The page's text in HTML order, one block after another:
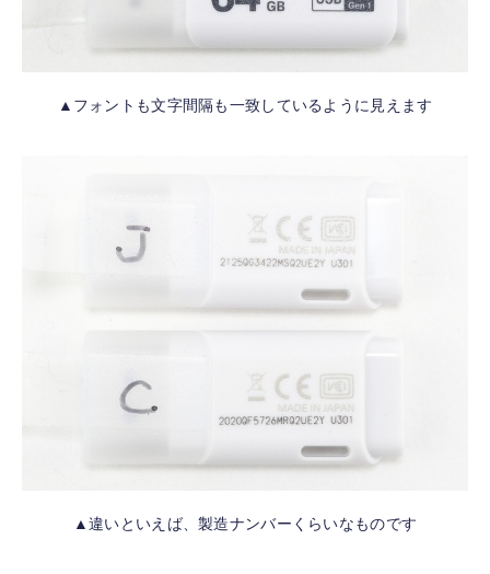
▲フォントも文字間隔も一致しているように見えます
▲違いといえば、製造ナンバーくらいなものです